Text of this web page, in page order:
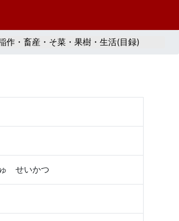
・畜産・そ菜・果樹・生活(目録)
せいかつ